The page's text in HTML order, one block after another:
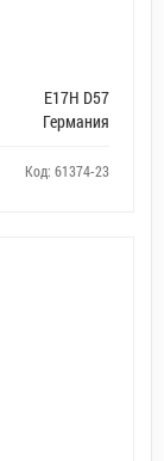
E17H D57
Германия
Код: 61374-23